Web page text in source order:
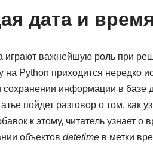
дата и
играют важнейшую роль при
на Python приходится нередко
сохранении информации в базе
пойдет разговор о том,
к этому, читатель узнает
объектов datetimeв метки